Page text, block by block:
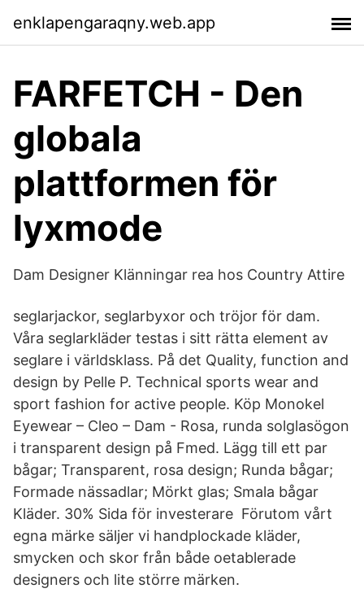
enklapengaraqny.web.app
FARFETCH - Den
globala
plattformen för
lyxmode
Dam Designer Klänningar rea hos Country Attire
seglarjackor, seglarbyxor och tröjor för dam.
Våra seglarkläder testas i sitt rätta element av
seglare i världsklass. På det Quality, function and
design by Pelle P. Technical sports wear and
sport fashion for active people. Köp Monokel
Eyewear – Cleo – Dam - Rosa, runda solglasögon
i transparent design på Fmed. Lägg till ett par
bågar; Transparent, rosa design; Runda bågar;
Formade nässadlar; Mörkt glas; Smala bågar
Kläder. 30% Sida för investerare Förutom vårt
egna märke säljer vi handplockade kläder,
smycken och skor från både oetablerade
designers och lite större märken.